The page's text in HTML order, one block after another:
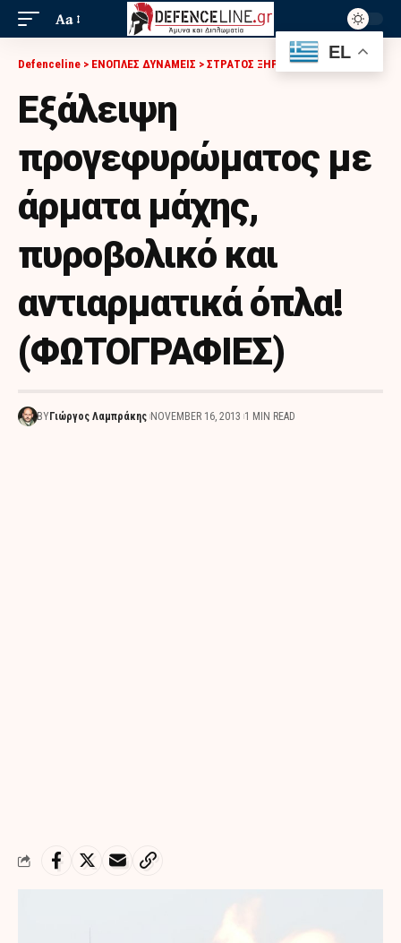
Aa
Defenceline > ΕΝΟΠΛΕΣ ΔΥΝΑΜΕΙΣ > ΣΤΡΑΤΟΣ ΞΗΡΑΣ>ΕΞΆΛΕΙΨΗ ΠΡΟΓΕΦΥΡΏΜΑΤΟΣ ΜΕ ΆΡΜΑΤΑ ΜΆΧΗΣ, ΠΥΡΟΒΟΛΙΚΌ ΚΑΙ ΑΝΤΙΑΡΜΑΤΙΚΆ ΌΠΛΑ! (ΦΩΤΟΓΡΑΦΙΕΣ)
Εξάλειψη
προγεφυρώματος με
άρματα μάχης,
πυροβολικό και
αντιαρματικά όπλα!
(ΦΩΤΟΓΡΑΦΙΕΣ)
BY Γιώργος Λαμπράκης NOVEMBER 16, 2013 1 MIN READ
EL